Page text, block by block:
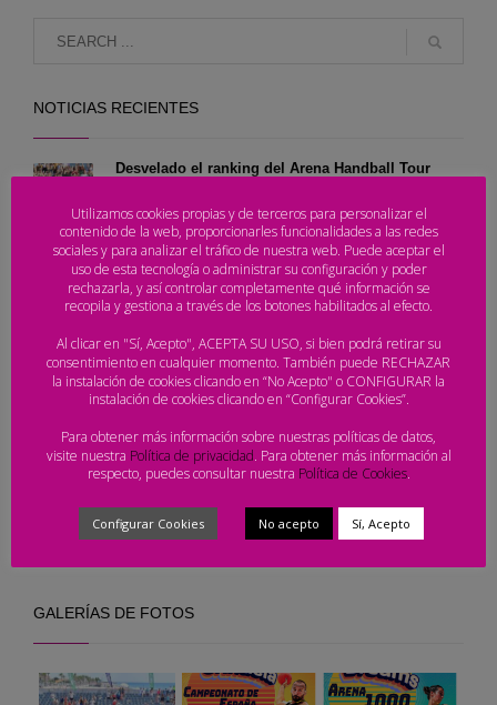
NOTICIAS RECIENTES
Desvelado el ranking del Arena Handball Tour
Laredo corona a los campeones de España y pone
el broche de oro al Arena Handball Tour 2026
El Campeonato de España de Balonmano Playa entra en su
jornada decisiva en Laredo
Arranca el Campeonato de España Laredo 2026,
consulta el calendario
GALERÍAS DE FOTOS
Utilizamos cookies propias y de terceros para personalizar el
contenido de la web, proporcionarles funcionalidades a las redes
sociales y para analizar el tráfico de nuestra web. Puede aceptar el
uso de esta tecnología o administrar su configuración y poder
rechazarla, y así controlar completamente qué información se
recopila y gestiona a través de los botones habilitados al efecto.
Al clicar en "Sí, Acepto", ACEPTA SU USO, si bien podrá retirar su
consentimiento en cualquier momento. También puede RECHAZAR
la instalación de cookies clicando en “No Acepto" o CONFIGURAR la
instalación de cookies clicando en “Configurar Cookies”.
Para obtener más información sobre nuestras políticas de datos,
visite nuestra Política de privacidad. Para obtener más información al
respecto, puedes consultar nuestra Política de Cookies.
Configurar Cookies No acepto Sí, Acepto